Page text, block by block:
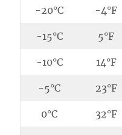
-20°C -4°F
-15°C 5°F
-10°C 14°F
-5°C 23°F
0°C 32°F